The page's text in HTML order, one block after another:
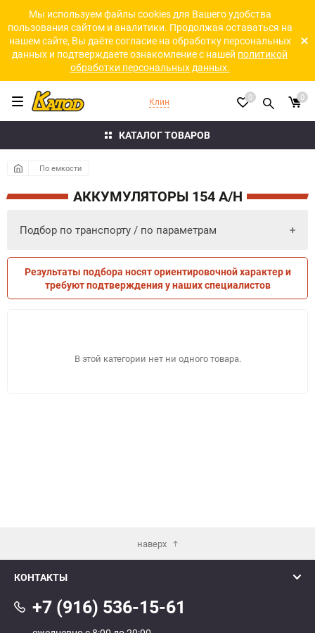
Мы используем файлы cookies для Вашего удобства
пользования сайтом и аналитики. Продолжая оставаться на
нашем сайте, Вы даёте согласие на обработку персональных
данных и подтверждаете ознакомление с нашей политикой
обработки персональных данных.
КАТАЛОГ ТОВАРОВ
Клин 0 0
По емкости
АККУМУЛЯТОРЫ 154 A/H
Подбор по транспорту / по параметрам
ПО ТРАНСПОРТУ ПО ПАРАМЕТРАМ
Результаты подбора носят ориентировочной характер и
требуют подтверждения у наших специалистов
В этой категории нет ни одного товара.
наверх
КОНТАКТЫ
+7 (916) 536-15-61